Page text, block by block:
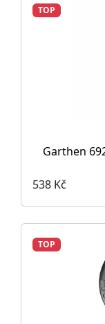
TOP
Garthen
538 Kč
TOP